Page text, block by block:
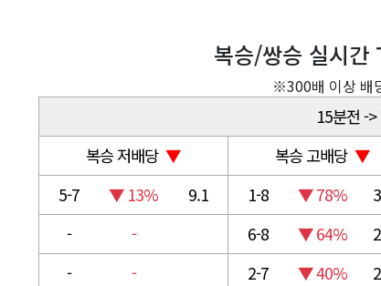
복승/쌍승 실시간
※300배 이상 배
15분전 -
복승 저배당 ▼ 복승 고배당 ▼
5-7
▼ 13% 9.1 1-8 ▼ 78%
-
- 6-8 ▼ 64%
-
- 2-7 ▼ 40%